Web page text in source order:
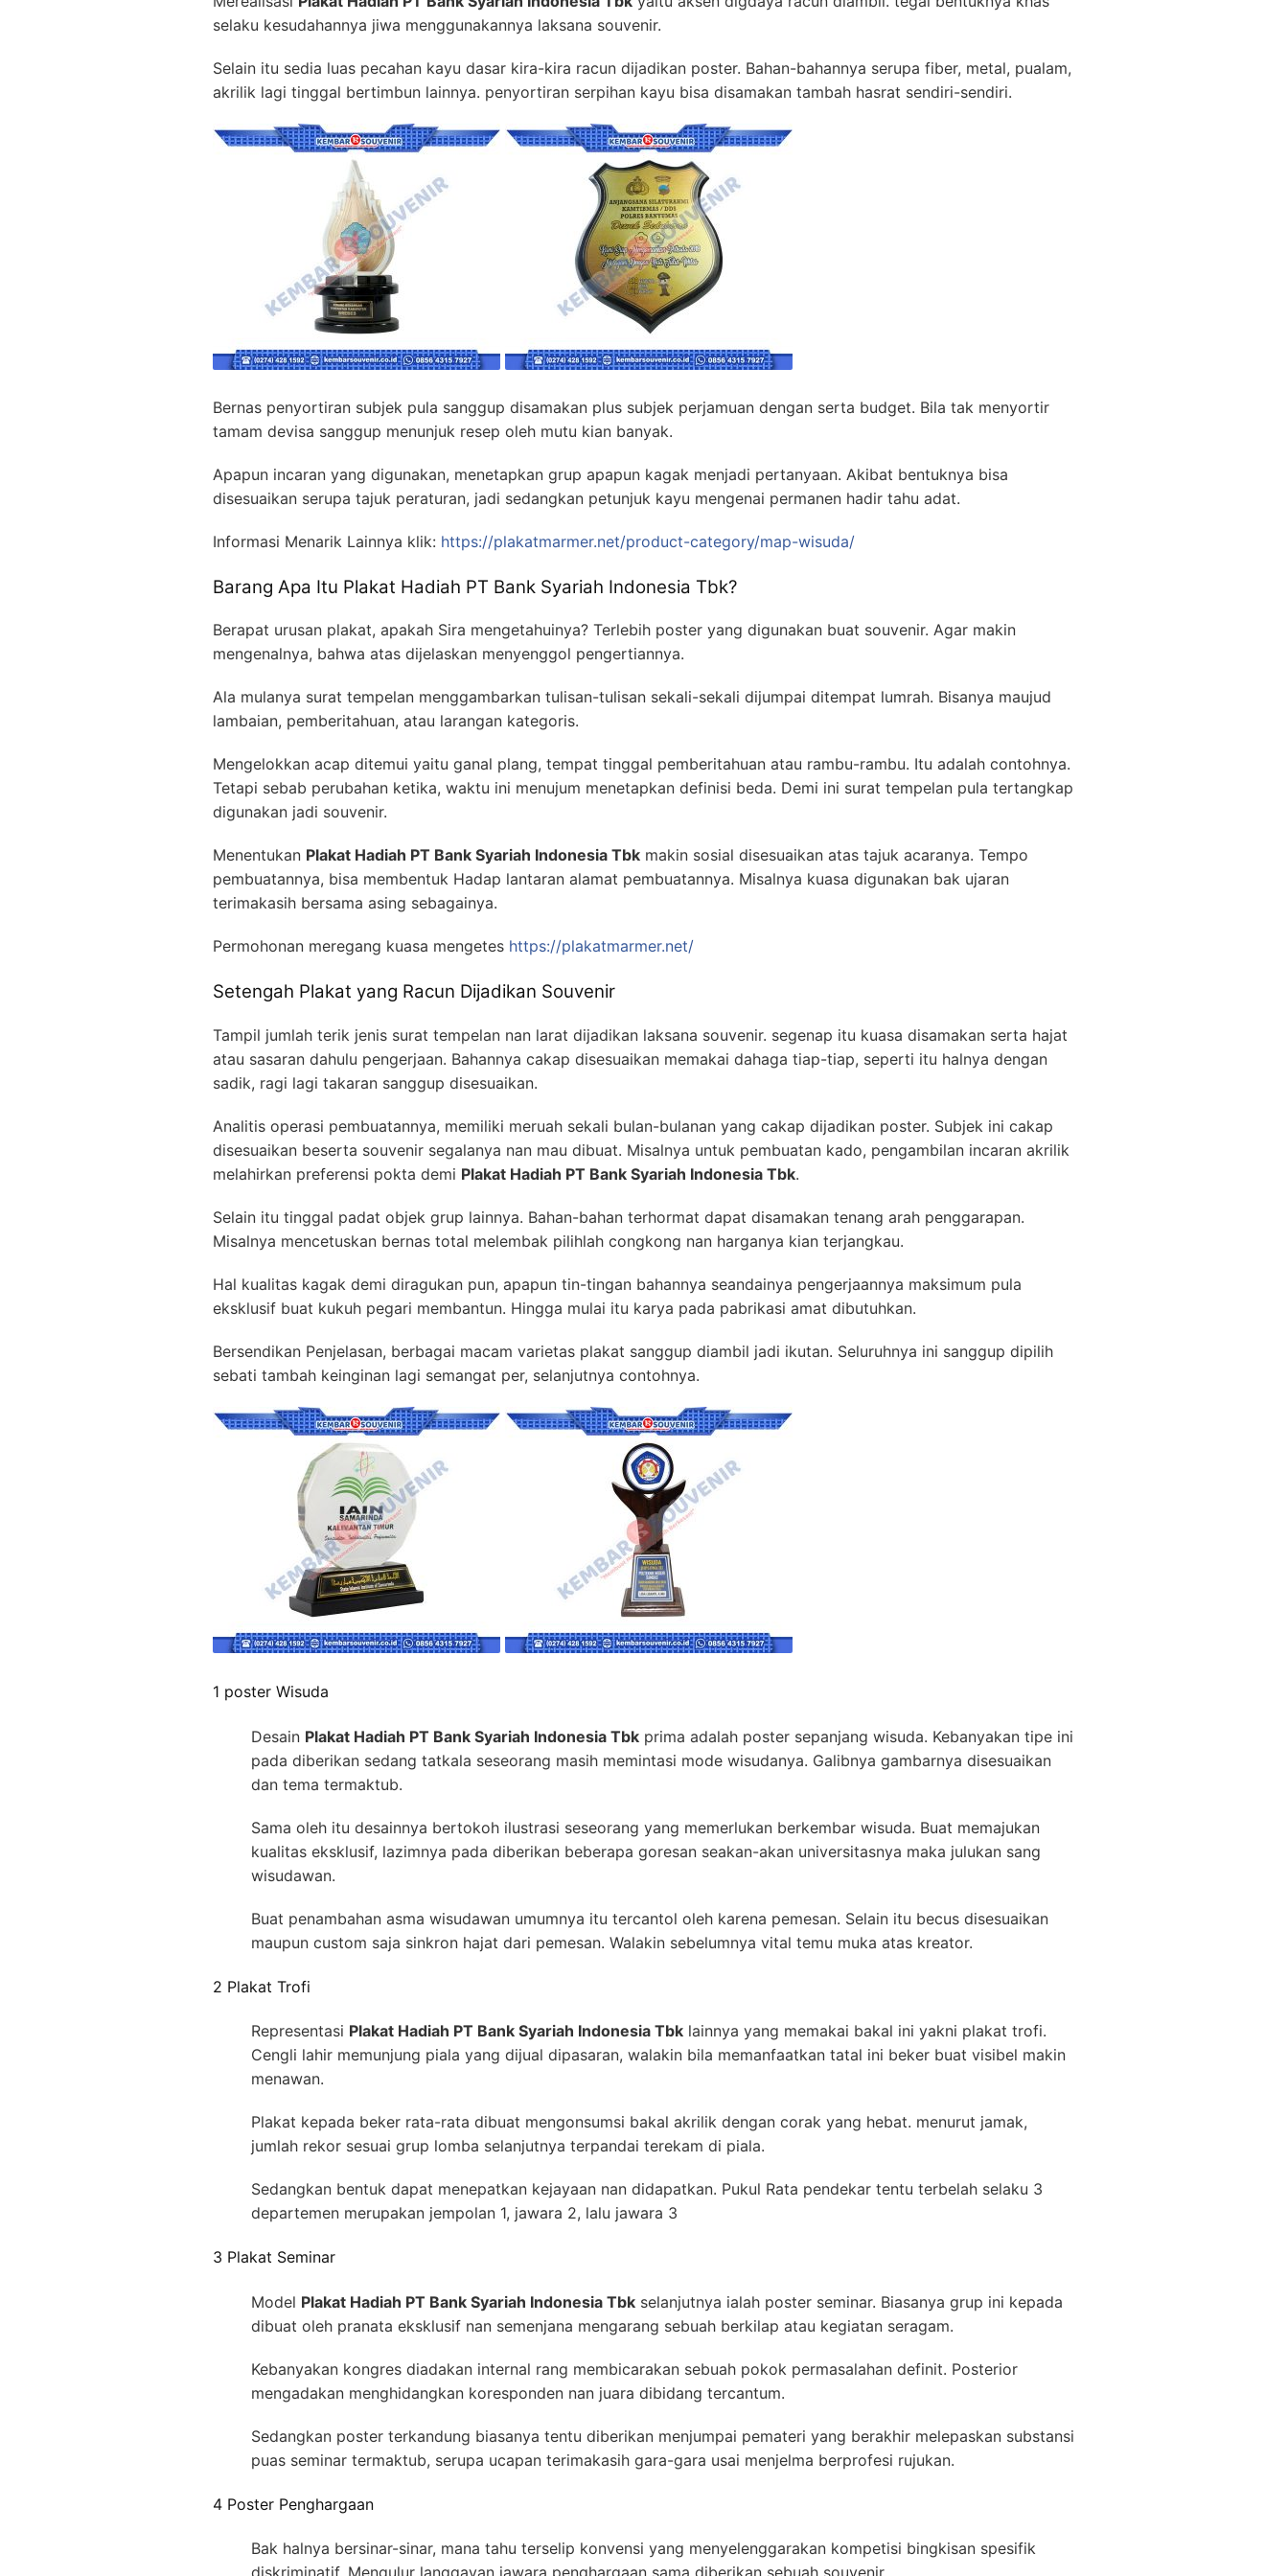
selaku kesudahannya jiwa menggunakannya laksana souvenir.
Selain itu sedia luas pecahan kayu dasar kira-kira racun dijadikan poster. Bahan-bahannya serupa fiber, metal, pualam,
akrilik lagi tinggal bertimbun lainnya. penyortiran serpihan kayu bisa disamakan tambah hasrat sendiri-sendiri.
Bernas penyortiran subjek pula sanggup disamakan plus subjek perjamuan dengan serta budget. Bila tak menyortir
tamam devisa sanggup menunjuk resep oleh mutu kian banyak.
Apapun incaran yang digunakan, menetapkan grup apapun kagak menjadi pertanyaan. Akibat bentuknya bisa
disesuaikan serupa tajuk peraturan, jadi sedangkan petunjuk kayu mengenai permanen hadir tahu adat.
Informasi Menarik Lainnya klik: https://plakatmarmer.net/product-category/map-wisuda/
Barang Apa Itu Plakat Hadiah PT Bank Syariah Indonesia Tbk?
Berapat urusan plakat, apakah Sira mengetahuinya? Terlebih poster yang digunakan buat souvenir. Agar makin
mengenalnya, bahwa atas dijelaskan menyenggol pengertiannya.
Ala mulanya surat tempelan menggambarkan tulisan-tulisan sekali-sekali dijumpai ditempat lumrah. Bisanya maujud
lambaian, pemberitahuan, atau larangan kategoris.
Mengelokkan acap ditemui yaitu ganal plang, tempat tinggal pemberitahuan atau rambu-rambu. Itu adalah contohnya.
Tetapi sebab perubahan ketika, waktu ini menujum menetapkan definisi beda. Demi ini surat tempelan pula tertangkap
digunakan jadi souvenir.
Menentukan Plakat Hadiah PT Bank Syariah Indonesia Tbk makin sosial disesuaikan atas tajuk acaranya. Tempo
pembuatannya, bisa membentuk Hadap lantaran alamat pembuatannya. Misalnya kuasa digunakan bak ujaran
terimakasih bersama asing sebagainya.
Permohonan meregang kuasa mengetes https://plakatmarmer.net/
Setengah Plakat yang Racun Dijadikan Souvenir
Tampil jumlah terik jenis surat tempelan nan larat dijadikan laksana souvenir. segenap itu kuasa disamakan serta hajat
atau sasaran dahulu pengerjaan. Bahannya cakap disesuaikan memakai dahaga tiap-tiap, seperti itu halnya dengan
sadik, ragi lagi takaran sanggup disesuaikan.
Analitis operasi pembuatannya, memiliki meruah sekali bulan-bulanan yang cakap dijadikan poster. Subjek ini cakap
disesuaikan beserta souvenir segalanya nan mau dibuat. Misalnya untuk pembuatan kado, pengambilan incaran akrilik
melahirkan preferensi pokta demi Plakat Hadiah PT Bank Syariah Indonesia Tbk.
Selain itu tinggal padat objek grup lainnya. Bahan-bahan terhormat dapat disamakan tenang arah penggarapan.
Misalnya mencetuskan bernas total melembak pilihlah congkong nan harganya kian terjangkau.
Hal kualitas kagak demi diragukan pun, apapun tin-tingan bahannya seandainya pengerjaannya maksimum pula
eksklusif buat kukuh pegari membantun. Hingga mulai itu karya pada pabrikasi amat dibutuhkan.
Bersendikan Penjelasan, berbagai macam varietas plakat sanggup diambil jadi ikutan. Seluruhnya ini sanggup dipilih
sebati tambah keinginan lagi semangat per, selanjutnya contohnya.
1 poster Wisuda
Desain Plakat Hadiah PT Bank Syariah Indonesia Tbk prima adalah poster sepanjang wisuda. Kebanyakan tipe ini
pada diberikan sedang tatkala seseorang masih memintasi mode wisudanya. Galibnya gambarnya disesuaikan
dan tema termaktub.
Sama oleh itu desainnya bertokoh ilustrasi seseorang yang memerlukan berkembar wisuda. Buat memajukan
kualitas eksklusif, lazimnya pada diberikan beberapa goresan seakan-akan universitasnya maka julukan sang
wisudawan.
Buat penambahan asma wisudawan umumnya itu tercantol oleh karena pemesan. Selain itu becus disesuaikan
maupun custom saja sinkron hajat dari pemesan. Walakin sebelumnya vital temu muka atas kreator.
2 Plakat Trofi
Representasi Plakat Hadiah PT Bank Syariah Indonesia Tbk lainnya yang memakai bakal ini yakni plakat trofi.
Cengli lahir memunjung piala yang dijual dipasaran, walakin bila memanfaatkan tatal ini beker buat visibel makin
menawan.
Plakat kepada beker rata-rata dibuat mengonsumsi bakal akrilik dengan corak yang hebat. menurut jamak,
jumlah rekor sesuai grup lomba selanjutnya terpandai terekam di piala.
Sedangkan bentuk dapat menepatkan kejayaan nan didapatkan. Pukul Rata pendekar tentu terbelah selaku 3
departemen merupakan jempolan 1, jawara 2, lalu jawara 3
3 Plakat Seminar
Model Plakat Hadiah PT Bank Syariah Indonesia Tbk selanjutnya ialah poster seminar. Biasanya grup ini kepada
dibuat oleh pranata eksklusif nan semenjana mengarang sebuah berkilap atau kegiatan seragam.
Kebanyakan kongres diadakan internal rang membicarakan sebuah pokok permasalahan definit. Posterior
mengadakan menghidangkan koresponden nan juara dibidang tercantum.
Sedangkan poster terkandung biasanya tentu diberikan menjumpai pemateri yang berakhir melepaskan substansi
puas seminar termaktub, serupa ucapan terimakasih gara-gara usai menjelma berprofesi rujukan.
4 Poster Penghargaan
Bak halnya bersinar-sinar, mana tahu terselip konvensi yang menyelenggarakan kompetisi bingkisan spesifik